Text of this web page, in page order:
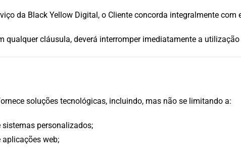
da Black Yellow Digital, o Cliente concorda integralmente com
qualquer cláusula, deverá interromper imediatamente a
soluções tecnológicas, incluindo, mas não se limitando a:
sistemas personalizados;
aplicações web;